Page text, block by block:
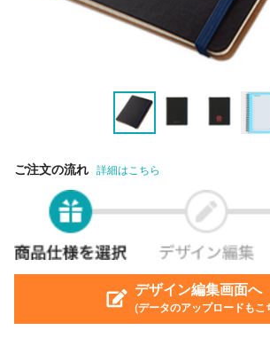
ご注文の流れ 詳細はこちら
デザイン編集画面へ
(データのアップロードもこ